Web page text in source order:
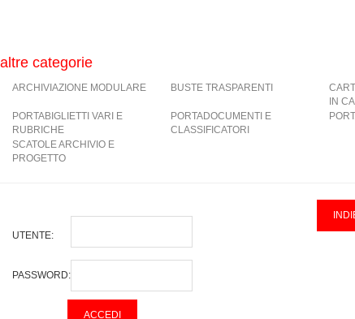
altre categorie
ARCHIVIAZIONE MODULARE BUSTE TRASPARENTI
IN
PORTABIGLIETTI VARI E
RUBRICHE
PORTADOCUMENTI E
CLASSIFICATORI
SCATOLE ARCHIVIO E
PROGETTO
UTENTE:
PASSWORD: